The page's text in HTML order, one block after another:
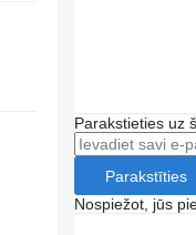
Parakstieties uz
Parakstīties
Nospiežot, jūs